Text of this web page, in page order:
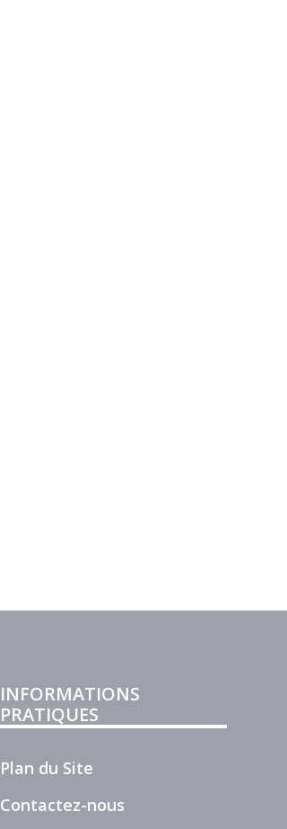
INFORMATIONS
PRATIQUES
Plan du Site
Contactez-nous